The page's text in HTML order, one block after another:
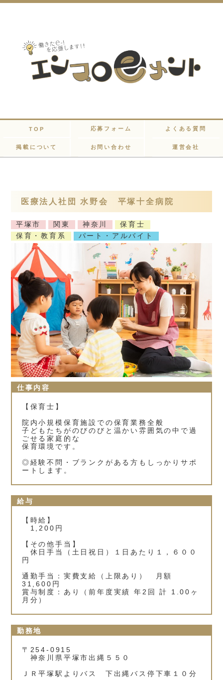
TOP 応募フォーム よくある質問
掲載について お問い合わせ 運営会社
医療法人社団 水野会 平塚十全病院
平塚市 関東 神奈川
保育士
保育・教育系
パート・アルバイト
仕事内容
【保育士】
院内小規模保育施設での保育業務全般
子どもたちがのびのびと温かい雰囲気の中で過
ごせる家庭的な
保育環境です。
◎経験不問・ブランクがある方もしっかりサポ
ートします。
給与
【時給】
1,200円
【その他手当】
休日手当（土日祝日）１日あたり１，６００
円
通勤手当：実費支給（上限あり） 月額
31,600円
賞与制度：あり（前年度実績 年2回 計 1.00ヶ
月分）
勤務地
〒254-0915
神奈川県平塚市出縄５５０
ＪＲ平塚駅よりバス 下出縄バス停下車１０分